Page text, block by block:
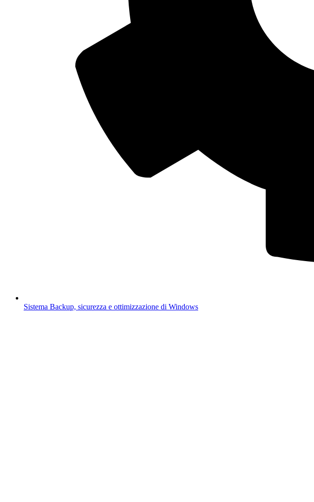
Sistema Backup, sicurezza e ottimizzazione di Windows